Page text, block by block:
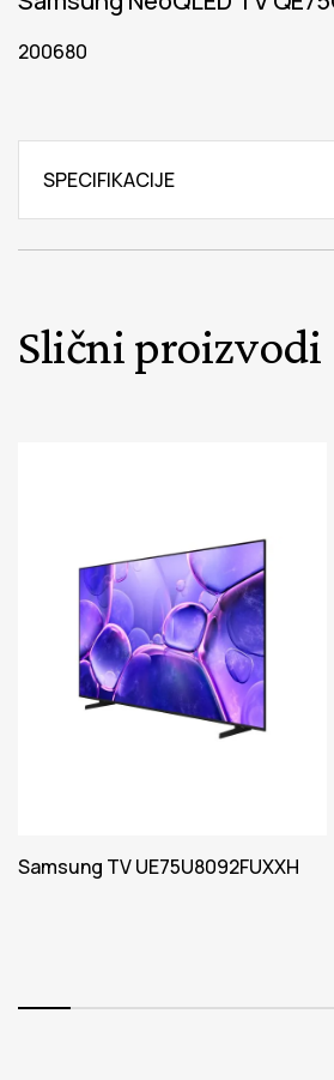
200680
SPECIFIKACIJE
Slični proizvodi
Samsung TV UE75U8092FUXXH